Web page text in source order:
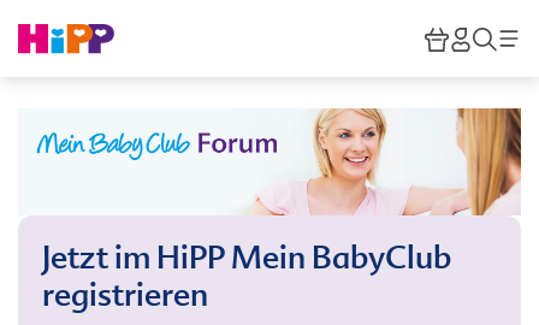
HiPP
Jetzt im HiPP Mein BabyClub
registrieren